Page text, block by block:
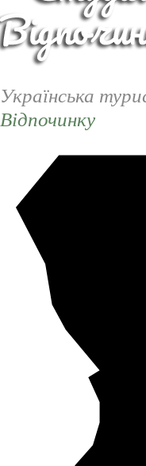
Українська
Відпочинку